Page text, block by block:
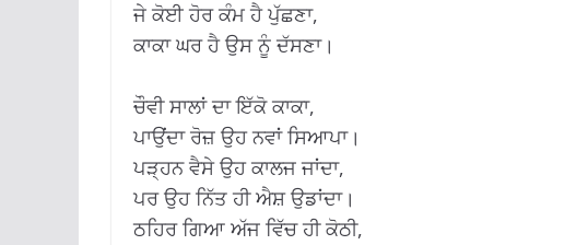
ਜੇ ਕੋਈ ਹੋਰ ਕੰਮ ਹੈ ਪੁੱਛਣਾ,
ਕਾਕਾ ਘਰ ਹੈ ਉਸ ਨੂੰ ਦੱਸਣਾ।
ਚੌਵੀ ਸਾਲਾਂ ਦਾ ਇੱਕੋ ਕਾਕਾ,
ਪਾਉਂਦਾ ਰੋਜ਼ ਉਹ ਨਵਾਂ ਸਿਆਪਾ।
ਪੜ੍ਹਨ ਵੈਸੇ ਉਹ ਕਾਲਜ ਜਾਂਦਾ,
ਪਰ ਉਹ ਨਿੱਤ ਹੀ ਐਸ਼ ਉਡਾਂਦਾ।
ਠਹਿਰ ਗਿਆ ਅੱਜ ਵਿੱਚ ਹੀ ਕੋਠੀ,